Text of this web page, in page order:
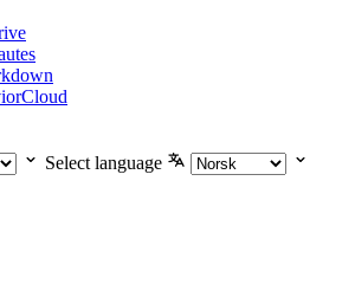
Select language